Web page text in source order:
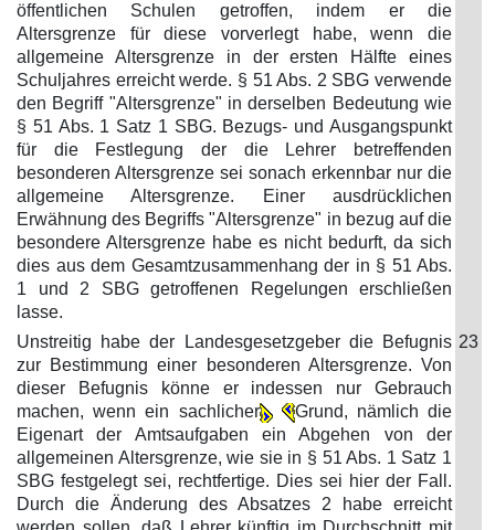
öffentlichen Schulen getroffen, indem er die
Altersgrenze für diese vorverlegt habe, wenn die
allgemeine Altersgrenze in der ersten Hälfte eines
Schuljahres erreicht werde. § 51 Abs. 2 SBG verwende
den Begriff "Altersgrenze" in derselben Bedeutung wie
§ 51 Abs. 1 Satz 1 SBG. Bezugs- und Ausgangspunkt
für die Festlegung der die Lehrer betreffenden
besonderen Altersgrenze sei sonach erkennbar nur die
allgemeine Altersgrenze. Einer ausdrücklichen
Erwähnung des Begriffs "Altersgrenze" in bezug auf die
besondere Altersgrenze habe es nicht bedurft, da sich
dies aus dem Gesamtzusammenhang der in § 51 Abs.
1 und 2 SBG getroffenen Regelungen erschließen
lasse.
Unstreitig habe der Landesgesetzgeber die Befugnis
zur Bestimmung einer besonderen Altersgrenze. Von
dieser Befugnis könne er indessen nur Gebrauch
machen, wenn ein sachlicher
Grund, nämlich die
Eigenart der Amtsaufgaben ein Abgehen von der
allgemeinen Altersgrenze, wie sie in § 51 Abs. 1 Satz 1
SBG festgelegt sei, rechtfertige. Dies sei hier der Fall.
Durch die Änderung des Absatzes 2 habe erreicht
23